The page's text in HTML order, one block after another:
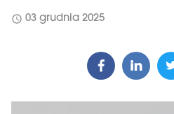
schedule 03 grudnia 2025